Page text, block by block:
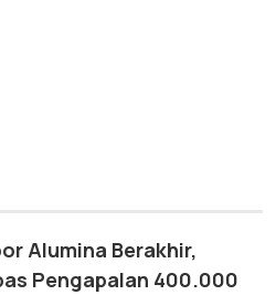
Alumina Berakhir,
Pengapalan 400.000